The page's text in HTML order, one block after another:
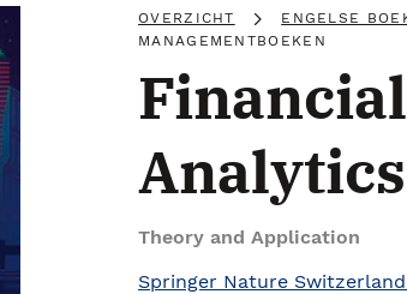
OVERZICHT
ENGELSE
MANAGEMENTBOEKEN
Analytics
Theory and Application
Springer Nature